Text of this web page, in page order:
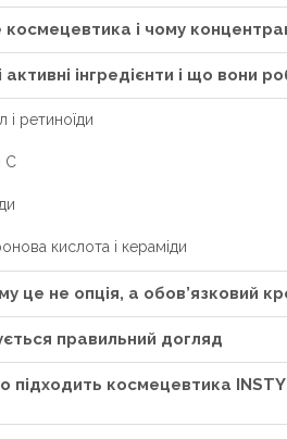
і чому
активні інгредієнти і що вони
і ретиноїди
C
кислота і кераміди
це не опція, а обов’язковий
правильний догляд
підходить космецевтика